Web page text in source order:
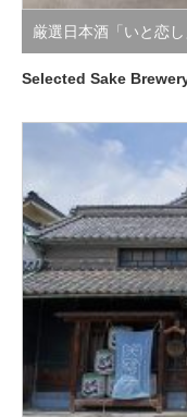
厳選日本酒「いと恋
支援活動
Selected Sake